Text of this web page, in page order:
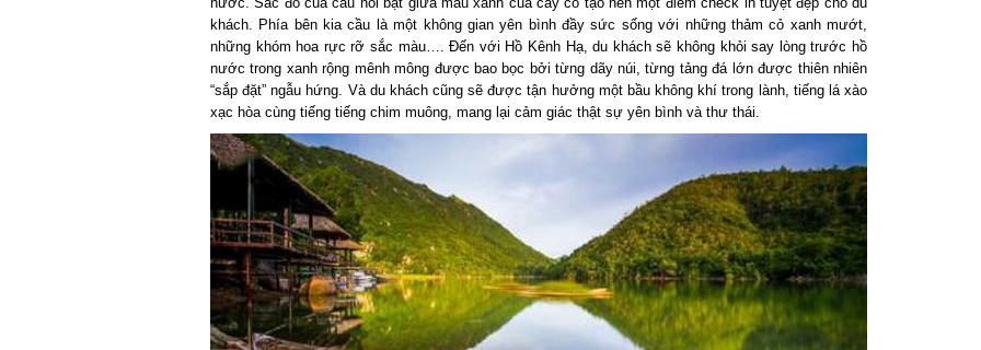
khách. Phía bên kia cầu là một không gian yên bình đầy sức sống với những thảm cỏ xanh mướt,
những khóm hoa rực rỡ sắc màu…. Đến với Hồ Kênh Hạ, du khách sẽ không khỏi say lòng trước hồ
nước trong xanh rộng mênh mông được bao bọc bởi từng dãy núi, từng tảng đá lớn được thiên nhiên
“sắp đặt” ngẫu hứng. Và du khách cũng sẽ được tận hưởng một bầu không khí trong lành, tiếng lá xào
xạc hòa cùng tiếng tiếng chim muông, mang lại cảm giác thật sự yên bình và thư thái.